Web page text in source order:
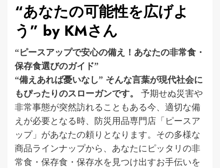
“あなたの可能性を広げよ
う” by KMさん
“ピースアップで安心の備え！あなたの非常食・
保存食選びのガイド”
“備えあれば憂いなし” そんな言葉が現代社会に
もぴったりのスローガンです。
予期せぬ災害や
非常事態が突然訪れることもある今、適切な備
えが必要となる時、防災用品専門店「ピースア
ップ」があなたの頼りとなります。その多様な
商品ラインナップから、あなたにピッタリの非
常食・保存食・保存水を見つけ出すお手伝いを